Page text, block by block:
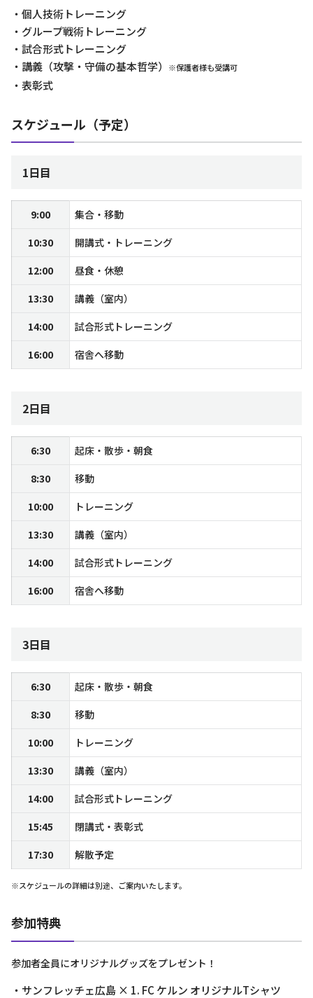
・個人技術トレーニング
・グループ戦術トレーニング
・試合形式トレーニング
・講義（攻撃・守備の基本哲学）
※保護者様も受講可
・表彰式
スケジュール（予定）
1日目
9:00
集合・移動
10:30
開講式・トレーニング
12:00
昼食・休憩
13:30
講義（室内）
14:00
試合形式トレーニング
16:00
宿舎へ移動
2日目
6:30
起床・散歩・朝食
8:30
移動
10:00
トレーニング
13:30
講義（室内）
14:00
試合形式トレーニング
16:00
宿舎へ移動
3日目
6:30
起床・散歩・朝食
8:30
移動
10:00
トレーニング
13:30
講義（室内）
14:00
試合形式トレーニング
15:45
閉講式・表彰式
17:30
解散予定
※スケジュールの詳細は別途、ご案内いたします。
参加特典
参加者全員にオリジナルグッズをプレゼント！
・サンフレッチェ広島 × 1. FC ケルン オリジナルTシャツ